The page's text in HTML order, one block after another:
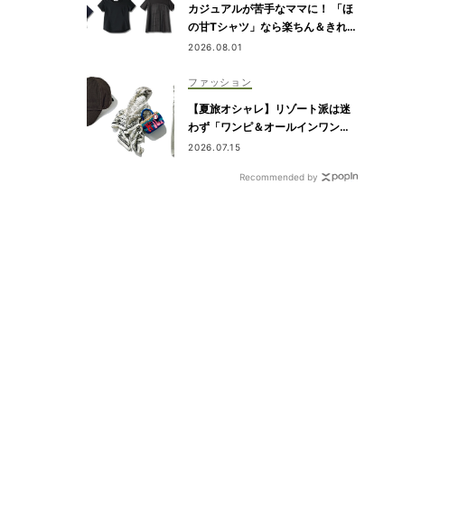
カジュアルが苦手なママに！ 「ほ
の甘Tシャツ」なら楽ちん＆きれい
めに決まる
2026.08.01
ファッション
【夏旅オシャレ】リゾート派は迷
わず「ワンピ＆オールインワン」
を新調！
2026.07.15
Recommended by